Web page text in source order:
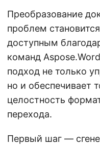
Преобразование
проблем
доступным
команд
подход не только
но и обеспечивает
целостность
перехода.
Первый шаг —